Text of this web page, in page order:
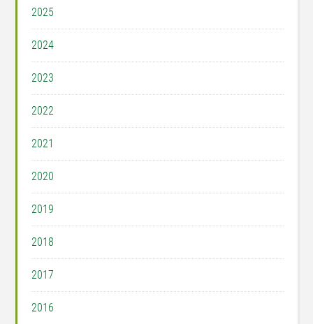
2025
2024
2023
2022
2021
2020
2019
2018
2017
2016